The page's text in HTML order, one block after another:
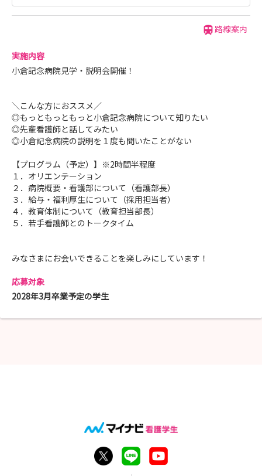
路線案内
実施内容
小倉記念病院見学・説明会開催！
＼こんな方におススメ／
◎もっともっともっと小倉記念病院について知りたい
◎先輩看護師と話してみたい
◎小倉記念病院の説明を１度も聞いたことがない
【プログラム（予定）】※2時間半程度
１．オリエンテーション
２．病院概要・看護部について（看護部長）
３．給与・福利厚生について（採用担当者）
４．教育体制について（教育担当部長）
５．若手看護師とのトークタイム
みなさまにお会いできることを楽しみにしています！
応募対象
2028年3月卒業予定の学生